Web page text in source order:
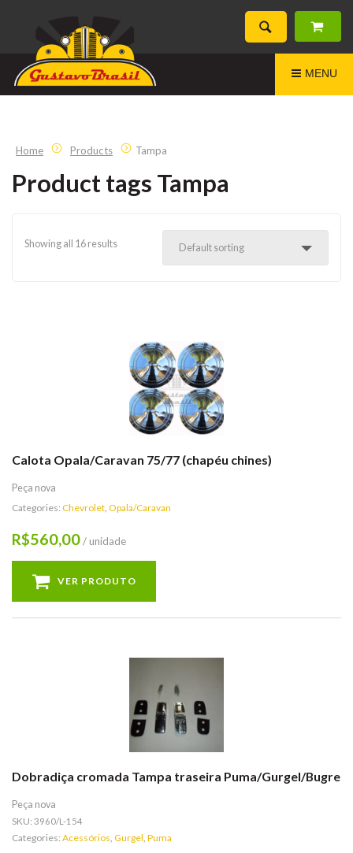
MENU
Home Products Tampa
Product tags Tampa
Showing all 16 results Default sorting
Calota Opala/Caravan 75/77 (chapéu chines)
Peça nova
Categories: Chevrolet, Opala/Caravan
R$560,00/ unidade
VER PRODUTO
Dobradiça cromada Tampa traseira Puma/Gurgel/Bugre
Peça nova
SKU: 3960/L-154
Categories: Acessórios, Gurgel, Puma